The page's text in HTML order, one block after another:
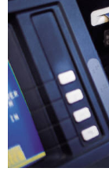
KARSHAKAN
TOURS & TRAVEL
GREETINGS
CLASSIFIEDS
OBITUARY